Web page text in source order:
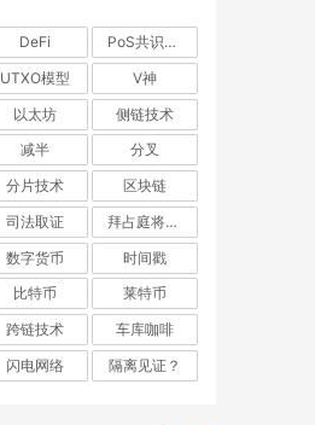
DeFi
PoS共识机制
UTXO模型
V神
以太坊
侧链技术
减半
分叉
分片技术
区块链
司法取证
拜占庭将军问题
数字货币
时间戳
比特币
莱特币
跨链技术
车库咖啡
闪电网络 隔离见证？